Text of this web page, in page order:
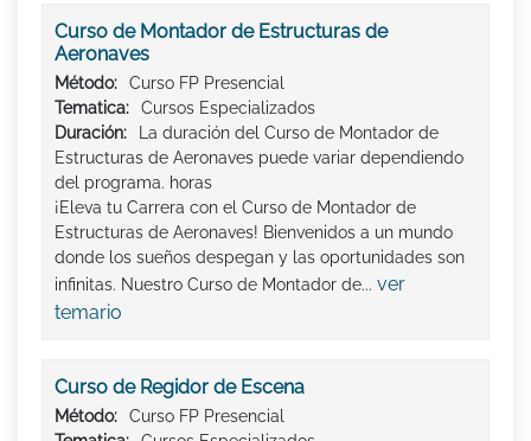
Curso de Montador de Estructuras de
Aeronaves
Método:
Curso FP Presencial
Tematica:
Cursos Especializados
Duración:
La duración del Curso de Montador de
Estructuras de Aeronaves puede variar dependiendo
del programa. horas
¡Eleva tu Carrera con el Curso de Montador de
Estructuras de Aeronaves! Bienvenidos a un mundo
donde los sueños despegan y las oportunidades son
infinitas. Nuestro Curso de Montador de... ver
temario
Curso de Regidor de Escena
Método:
Curso FP Presencial